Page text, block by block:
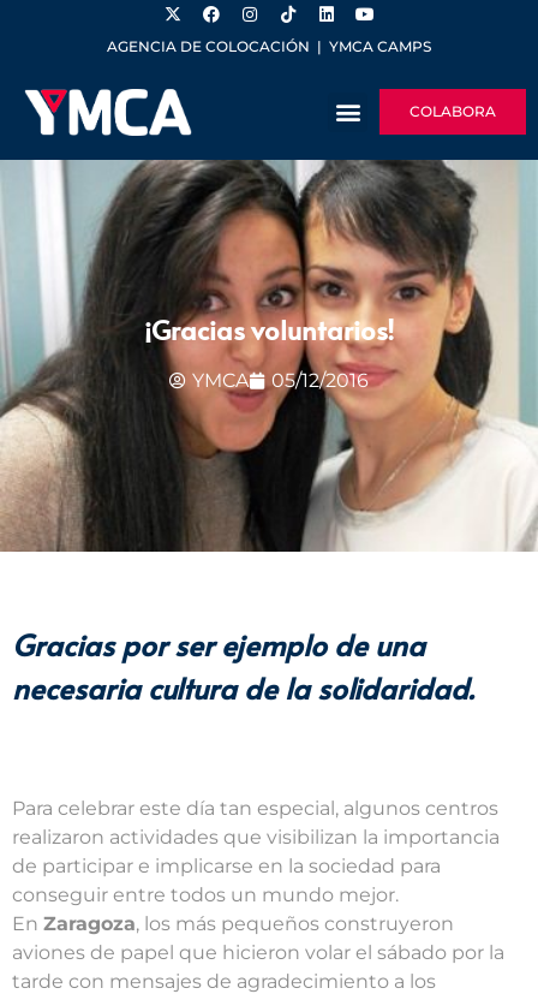
AGENCIA DE COLOCACIÓN | YMCA CAMPS
COLABORA
¡Gracias voluntarios!
YMCA 05/12/2016
Gracias por ser ejemplo de una
necesaria cultura de la solidaridad.
Para celebrar este día tan especial, algunos centros
realizaron actividades que visibilizan la importancia
de participar e implicarse en la sociedad para
conseguir entre todos un mundo mejor.
En Zaragoza, los más pequeños construyeron
aviones de papel que hicieron volar el sábado por la
tarde con mensajes de agradecimiento a los